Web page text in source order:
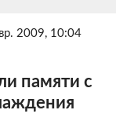
2009, 10:04
памяти с